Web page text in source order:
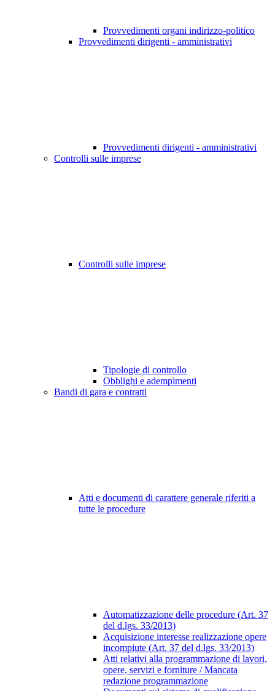
Provvedimenti organi indirizzo-politico
Provvedimenti dirigenti - amministrativi
Provvedimenti dirigenti - amministrativi
Controlli sulle imprese
Controlli sulle imprese
Tipologie di controllo
Obblighi e adempimenti
Bandi di gara e contratti
Atti e documenti di carattere generale riferiti a
tutte le procedure
Automatizzazione delle procedure (Art. 37
del d.lgs. 33/2013)
Acquisizione interesse realizzazione opere
incompiute (Art. 37 del d.lgs. 33/2013)
Atti relativi alla programmazione di lavori,
opere, servizi e forniture / Mancata
redazione programmazione